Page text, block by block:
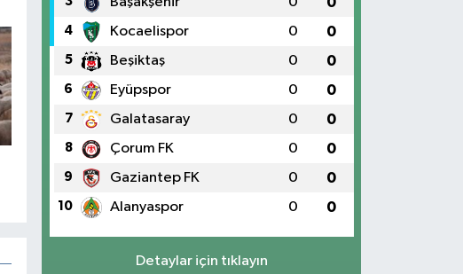
4 Kocaelispor 0 0
5 Beşiktaş 0 0
6 Eyüpspor 0 0
7 Galatasaray 0 0
8 Çorum FK 0 0
9 Gaziantep FK 0 0
10 Alanyaspor 0 0
Detaylar için tıklayın